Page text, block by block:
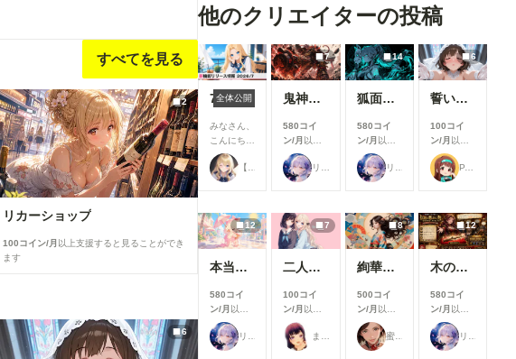
すべてを見る
2
リカーショップ
100コイン/月 以上支援すると見ることができ
ます
6
作品にコメントの形でリクエストをお願い致しま
す。オリジナル画像は大体 3072×2480pixelで加筆編
な方は、 その旨お書き添え下さい。過去の作品枚数
が千枚を超える為、あまり多数の作品を一挙に 希望
されると対応が難しい場合もありますので、ご配慮
頂ければ助かります、 十数枚程度は大丈夫です。
２．メンバーシップ支援者様限定の画像を不定期な
がら一般～R-18までジャンルを 問わず、投稿致しま
す。(オマケ程度に考えて頂けると助かります) ３．
お一人様月一回までで、作品のリクエストを受け付
一般公開に先駆けて、 一足早く閲覧、保存可能で
す。
他のクリエイターの投稿
7月リリース新機能情報
全体公開
みなさん、
こんにち
は！🌟 今
回は、7月
に実施した
アップデー
ト内容をご
紹介しま
は新機能の
も、みなさ
んにより快
適にご利用
いただける
【公式】ちちぷいちゃん
7
鬼神装甲・震天の金棒
580コイ
ン/月 以上
支援すると
見ることが
できます
リンファ75
14
狐面の忍者ガール
580コイ
ン/月 以上
支援すると
見ることが
できます
リンファ75
6
誓いのキス
100コイ
ン/月 以上
支援すると
見ることが
できます
P.S.T.A.
12
本当にアイスみたいに溶けている女の子
580コイ
ン/月 以上
支援すると
見ることが
できます
リンファ75
7
二人のJK362～368
100コイ
ン/月 以上
支援すると
見ることが
できます
まーるの別荘
8
絢華幻姫 壱
500コイ
ン/月 以上
支援すると
見ることが
できます
蜜華
12
木の枝の伝説剣
580コイ
ン/月 以上
支援すると
見ることが
できます
リンファ75